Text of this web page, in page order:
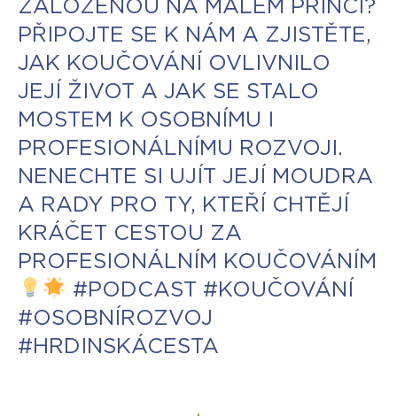
PŘIPOJTE SE K NÁM A ZJISTĚTE,
JAK KOUČOVÁNÍ OVLIVNILO
JEJÍ ŽIVOT A JAK SE STALO
MOSTEM K OSOBNÍMU I
PROFESIONÁLNÍMU ROZVOJI.
NENECHTE SI UJÍT JEJÍ MOUDRA
A RADY PRO TY, KTEŘÍ CHTĚJÍ
KRÁČET CESTOU ZA
PROFESIONÁLNÍM KOUČOVÁNÍM
#PODCAST #KOUČOVÁNÍ
#OSOBNÍROZVOJ
#HRDINSKÁCESTA